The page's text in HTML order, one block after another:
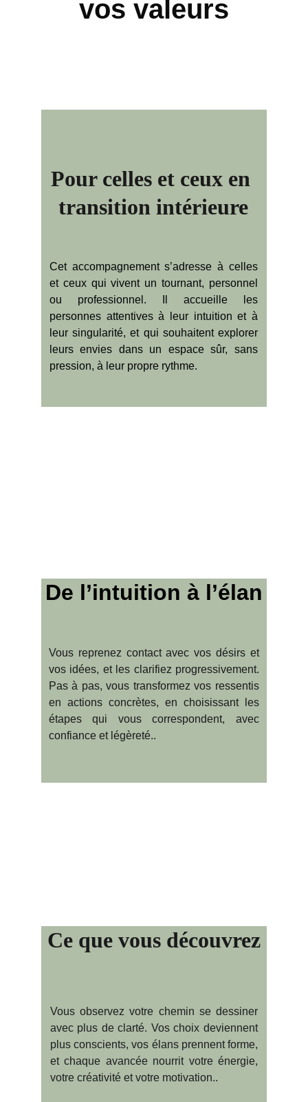
vos valeurs
Cet accompagnement s’adresse à celles
et ceux qui vivent un tournant, personnel
ou professionnel. Il accueille les
personnes attentives à leur intuition et à
leur singularité, et qui souhaitent explorer
leurs envies dans un espace sûr, sans
pression, à leur propre rythme.
Pour celles et ceux en
transition intérieure
De l’intuition à l’élan
Vous reprenez contact avec vos désirs et
vos idées, et les clarifiez progressivement.
Pas à pas, vous transformez vos ressentis
en actions concrètes, en choisissant les
étapes qui vous correspondent, avec
confiance et légèreté..
Ce que vous découvrez
Vous observez votre chemin se dessiner
avec plus de clarté. Vos choix deviennent
plus conscients, vos élans prennent forme,
et chaque avancée nourrit votre énergie,
votre créativité et votre motivation..